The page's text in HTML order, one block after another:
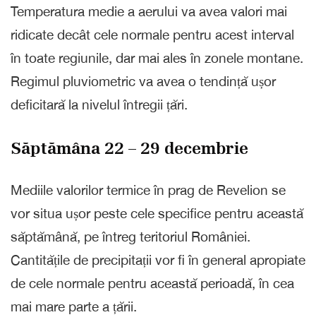
Temperatura medie a aerului va avea valori mai
ridicate decât cele normale pentru acest interval
în toate regiunile, dar mai ales în zonele montane.
Regimul pluviometric va avea o tendință ușor
deficitară la nivelul întregii țări.
Săptămâna 22 – 29 decembrie
Mediile valorilor termice în prag de Revelion se
vor situa ușor peste cele specifice pentru această
săptămână, pe întreg teritoriul României.
Cantitățile de precipitații vor fi în general apropiate
de cele normale pentru această perioadă, în cea
mai mare parte a țării.